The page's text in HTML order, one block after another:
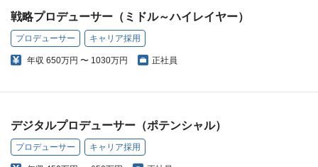
戦略プロデューサー（ミドル～ハイレイヤー）
プロデューサー キャリア採用
年収 650万円 〜 1030万円 正社員
デジタルプロデューサー（ポテンシャル）
プロデューサー キャリア採用